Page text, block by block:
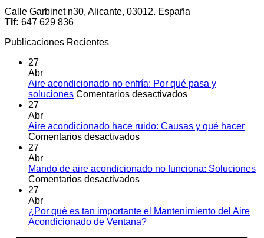
Calle Garbinet n30, Alicante, 03012. España
Tlf: 647 629 836
Publicaciones Recientes
27
Abr
Aire acondicionado no enfría: Por qué pasa y
soluciones Comentarios desactivadosen
no
pasa
27
Abr
Aire acondicionado hace ruido: Causas y qué hacer
Comentarios desactivadosen
hace
ruido:
qué
hacer
27
Abr
Mando de aire acondicionado no funciona: Soluciones
Comentarios desactivadosen
aire
acondicionado
27
Abr
¿Por qué es tan importante el Mantenimiento del Aire
Acondicionado de Ventana?No